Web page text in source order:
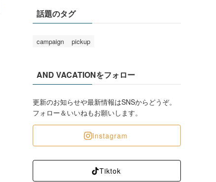
話題のタグ
campaign pickup
AND VACATIONをフォロー
更新のお知らせや最新情報はSNSからどうぞ。
フォロー＆いいねもお願いします。
Instagram
Tiktok